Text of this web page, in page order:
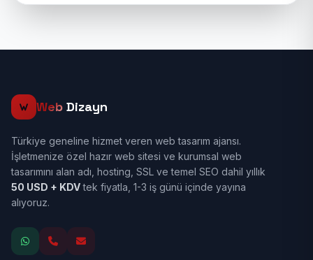
Web Dizayn
Türkiye geneline hizmet veren web tasarım ajansı.
İşletmenize özel hazır web sitesi ve kurumsal web
tasarımını alan adı, hosting, SSL ve temel SEO dahil yıllık
50 USD + KDVtek fiyatla, 1-3 iş günü içinde yayına
alıyoruz.